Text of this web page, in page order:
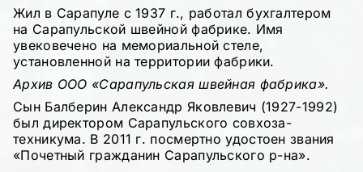
Жил в Сарапуле с 1937 г., работал бухгалтером
на Сарапульской швейной фабрике. Имя
увековечено на мемориальной стеле,
установленной на территории фабрики.
Архив ООО «Сарапульская швейная фабрика».
Сын Балберин Александр Яковлевич (1927-1992)
был директором Сарапульского совхоза-
техникума. В 2011 г. посмертно удостоен звания
«Почетный гражданин Сарапульского р-на».